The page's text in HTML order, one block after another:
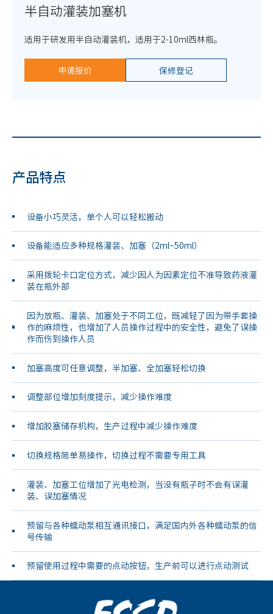
半自动灌装加塞机
适用于研发用半自动灌装机，适用于2-10ml西林瓶。
申请报价 保修登记
产品特点
设备小巧灵活，单个人可以轻松搬动
设备能适应多种规格灌装、加塞（2ml~50ml）
采用拨轮卡口定位方式，减少因人为因素定位不准导致药液灌
装在瓶外部
因为放瓶、灌装、加塞处于不同工位，既减轻了因为带手套操
作的麻烦性，也增加了人员操作过程中的安全性，避免了误操
作而伤到操作人员
加塞高度可任意调整，半加塞、全加塞轻松切换
调整部位增加刻度提示，减少操作难度
增加胶塞储存机构，生产过程中减少操作难度
切换规格简单易操作，切换过程不需要专用工具
灌装、加塞工位增加了光电检测，当没有瓶子时不会有误灌
装、误加塞情况
预留与各种蠕动泵相互通讯接口，满足国内外各种蠕动泵的信
号传输
预留使用过程中需要的点动按钮，生产前可以进行点动测试